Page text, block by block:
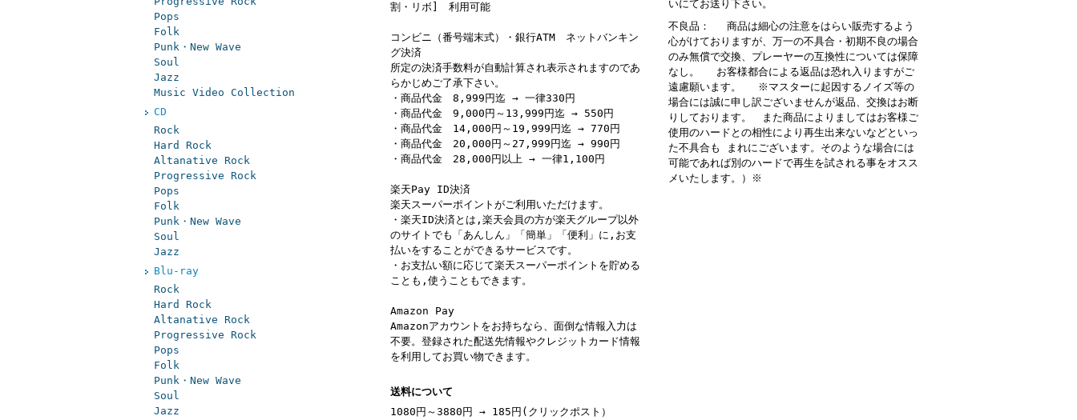
Pops
Folk
Punk・New Wave
Soul
Jazz
Music Video Collection
CD
Rock
Hard Rock
Altanative Rock
Progressive Rock
Pops
Folk
Punk・New Wave
Soul
Jazz
Blu-ray
Rock
Hard Rock
Altanative Rock
Progressive Rock
Pops
Folk
Punk・New Wave
Soul
Jazz
割・リボ] 利用可能
コンビニ（番号端末式）・銀行ATM ネットバンキン
グ決済
所定の決済手数料が自動計算され表示されますのであ
らかじめご了承下さい。
・商品代金 8,999円迄 → 一律330円
・商品代金 9,000円～13,999円迄 → 550円
・商品代金 14,000円～19,999円迄 → 770円
・商品代金 20,000円～27,999円迄 → 990円
・商品代金 28,000円以上 → 一律1,100円
楽天Pay ID決済
楽天スーパーポイントがご利用いただけます。
・楽天ID決済とは,楽天会員の方が楽天グループ以外
のサイトでも「あんしん」「簡単」「便利」に,お支
払いをすることができるサービスです。
・お支払い額に応じて楽天スーパーポイントを貯める
ことも,使うこともできます。
Amazon Pay
Amazonアカウントをお持ちなら、面倒な情報入力は
不要。登録された配送先情報やクレジットカード情報
を利用してお買い物できます。
送料について
1080円～3880円 → 185円(クリックポスト）
いにてお送り下さい。
不良品： 商品は細心の注意をはらい販売するよう
心がけておりますが、万一の不具合・初期不良の場合
のみ無償で交換、プレーヤーの互換性については保障
なし。 お客様都合による返品は恐れ入りますがご
遠慮願います。 ※マスターに起因するノイズ等の
場合には誠に申し訳ございませんが返品、交換はお断
りしております。 また商品によりましてはお客様ご
使用のハードとの相性により再生出来ないなどといっ
た不具合も まれにございます。そのような場合には
可能であれば別のハードで再生を試される事をオスス
メいたします。）※